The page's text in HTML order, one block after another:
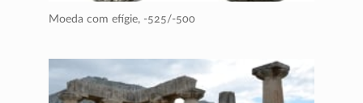
Moeda com efígie, -525/-500